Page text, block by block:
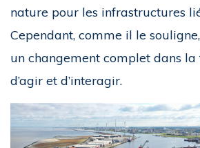
nature pour les infrastructures
Cependant, comme il le
un changement complet dans la
d’agir et d’interagir.